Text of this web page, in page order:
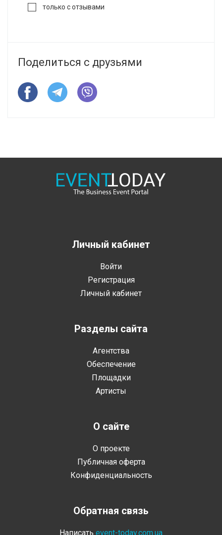
только с отзывами
Поделиться с друзьями
Личный кабинет
Войти
Регистрация
Личный кабинет
Разделы сайта
Агентства
Обеспечение
Площадки
Артисты
О сайте
О проекте
Публичная оферта
Конфиденциальность
Обратная связь
Написать event-today.com.ua